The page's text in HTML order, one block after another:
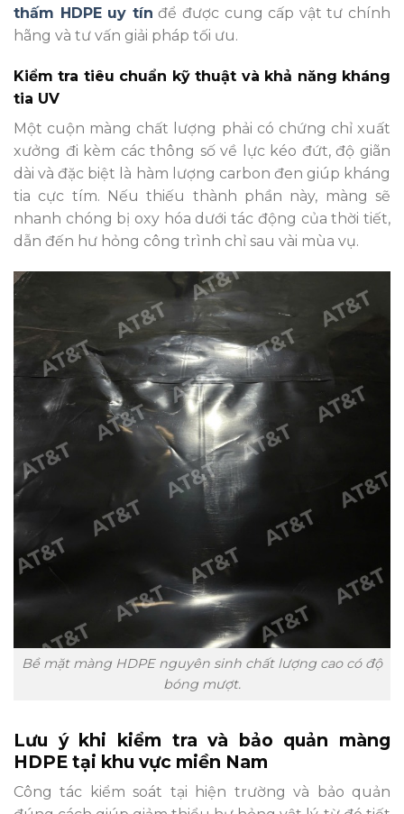
thấm HDPE uy tín để được cung cấp vật tư chính
hãng và tư vấn giải pháp tối ưu.
Kiểm tra tiêu chuẩn kỹ thuật và khả năng kháng
tia UV
Một cuộn màng chất lượng phải có chứng chỉ xuất
xưởng đi kèm các thông số về lực kéo đứt, độ giãn
dài và đặc biệt là hàm lượng carbon đen giúp kháng
tia cực tím. Nếu thiếu thành phần này, màng sẽ
nhanh chóng bị oxy hóa dưới tác động của thời tiết,
dẫn đến hư hỏng công trình chỉ sau vài mùa vụ.
Bề mặt màng HDPE nguyên sinh chất lượng cao có độ
bóng mượt.
Lưu ý khi kiểm tra và bảo quản màng
HDPE tại khu vực miền Nam
Công tác kiểm soát tại hiện trường và bảo quản